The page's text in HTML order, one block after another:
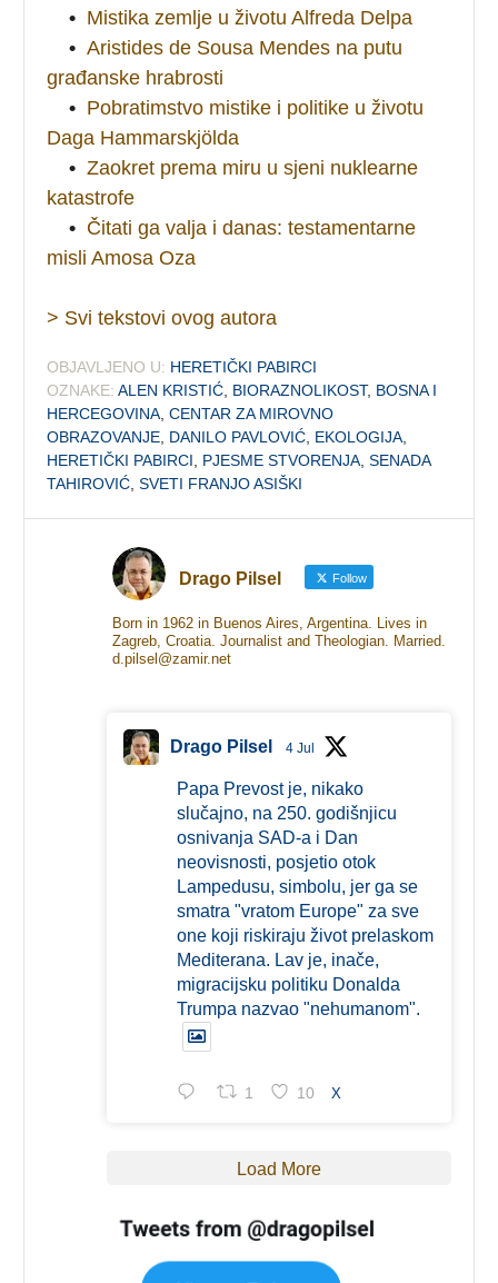
• Mistika zemlje u životu Alfreda Delpa
• Aristides de Sousa Mendes na putu
građanske hrabrosti
• Pobratimstvo mistike i politike u životu
Daga Hammarskjölda
• Zaokret prema miru u sjeni nuklearne
katastrofe
• Čitati ga valja i danas: testamentarne
misli Amosa Oza
> Svi tekstovi ovog autora
OBJAVLJENO U: HERETIČKI PABIRCI
OZNAKE: ALEN KRISTIĆ BIORAZNOLIKOST, BOSNA I
HERCEGOVINA ,CENTAR ZA MIROVNO
OBRAZOVANJE DANILO PAVLOVIĆ EKOLOGIJA
HERETIČKI PABIRCI
PJESME STVORENJA ,SENADA
TAHIROVIĆ ,SVETI FRANJO ASIŠKI
Drago Pilsel Follow
Born in 1962 in Buenos Aires, Argentina. Lives in
Zagreb, Croatia. Journalist and Theologian. Married.
d.pilsel@zamir.net
Drago Pilsel 4 Jul
Papa Prevost je, nikako
slučajno, na 250. godišnjicu
osnivanja SAD-a i Dan
neovisnosti, posjetio otok
Lampedusu, simbolu, jer ga se
smatra "vratom Europe" za sve
one koji riskiraju život prelaskom
Mediterana. Lav je, inače,
migracijsku politiku Donalda
Trumpa nazvao "nehumanom".
1 10 X
Load More